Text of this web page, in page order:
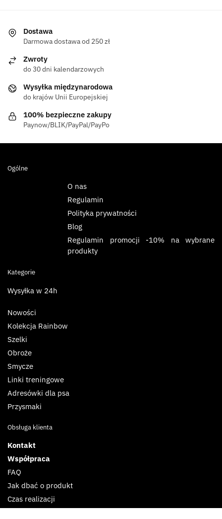
Dostawa
Darmowa dostawa od 250 zł
Zwroty
do 30 dni kalendarzowych
Wysyłka międzynarodowa
do krajów Unii Europejskiej
100% bezpieczne zakupy
Paynow/BLIK/PayPal/PayPo
Ogólne
O nas
Regulamin
Polityka prywatności
Blog
Regulamin promocji -10% na wybrane
produkty
Kategorie
Wysyłka w 24h
Nowości
Kolekcja Rainbow
Szelki
Obroże
Smycze
Linki treningowe
Adresówki dla psa
Przysmaki
Obsługa klienta
Kontakt
Współpraca
FAQ
Jak dbać o produkt
Czas realizacji